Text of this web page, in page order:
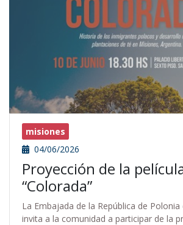
misiones
04/06/2026
Proyección de la
“Colorada”
La Embajada de la República de
invita a la comunidad a participar de la